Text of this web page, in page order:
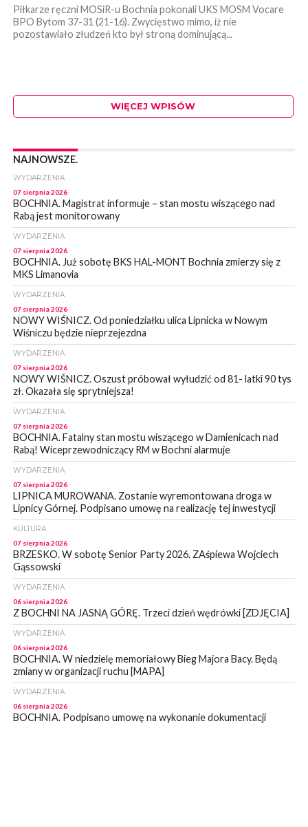
Piłkarze ręczni MOSiR-u Bochnia pokonali UKS MOSM Vocare
BPO Bytom 37-31 (21-16). Zwycięstwo mimo, iż nie
pozostawiało złudzeń kto był stroną dominującą...
WIĘCEJ WPISÓW
NAJNOWSZE.
WYDARZENIA
07 sierpnia 2026
BOCHNIA. Magistrat informuje – stan mostu wiszącego nad
Rabą jest monitorowany
WYDARZENIA
07 sierpnia 2026
BOCHNIA. Już sobotę BKS HAL-MONT Bochnia zmierzy się z
MKS Limanovia
WYDARZENIA
07 sierpnia 2026
NOWY WIŚNICZ. Od poniedziałku ulica Lipnicka w Nowym
Wiśniczu będzie nieprzejezdna
WYDARZENIA
07 sierpnia 2026
NOWY WIŚNICZ. Oszust próbował wyłudzić od 81- latki 90 tys
zł. Okazała się sprytniejsza!
WYDARZENIA
07 sierpnia 2026
BOCHNIA. Fatalny stan mostu wiszącego w Damienicach nad
Rabą! Wiceprzewodniczący RM w Bochni alarmuje
WYDARZENIA
07 sierpnia 2026
LIPNICA MUROWANA. Zostanie wyremontowana droga w
Lipnicy Górnej. Podpisano umowę na realizację tej inwestycji
KULTURA
07 sierpnia 2026
BRZESKO. W sobotę Senior Party 2026. ZAśpiewa Wojciech
Gąssowski
WYDARZENIA
06 sierpnia 2026
Z BOCHNI NA JASNĄ GÓRĘ. Trzeci dzień wędrówki [ZDJĘCIA]
WYDARZENIA
06 sierpnia 2026
BOCHNIA. W niedzielę memoriałowy Bieg Majora Bacy. Będą
zmiany w organizacji ruchu [MAPA]
WYDARZENIA
06 sierpnia 2026
BOCHNIA. Podpisano umowę na wykonanie dokumentacji